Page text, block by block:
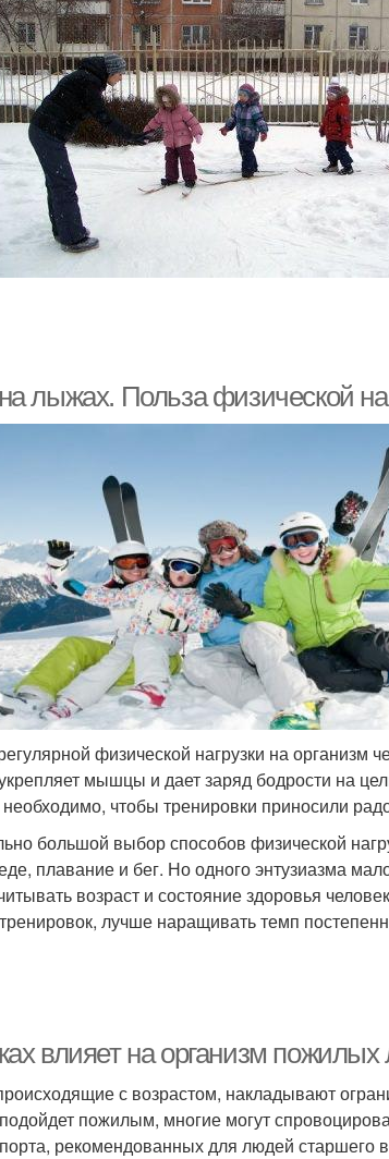
лыжах. Польза физической
физической нагрузки на организм
мышцы и дает заряд бодрости на
чтобы тренировки приносили
большой выбор способов физической
плавание и бег. Но одного энтузиазма
возраст и состояние здоровья
лучше наращивать темп
влияет на организм
с возрастом, накладывают
пожилым, многие могут
рекомендованных для людей старшего